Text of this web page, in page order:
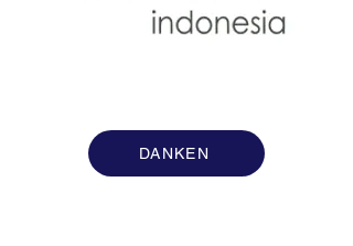
DANKEN